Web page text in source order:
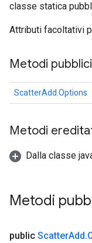
classe statica
Attributi facoltativi
Metodi pubblici
ScatterAdd.Options
Metodi
Dalla classe
Metodi
public ScatterAdd.